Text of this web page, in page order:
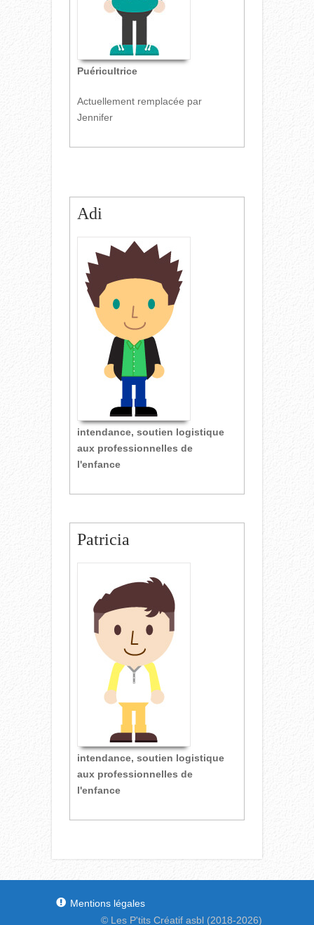
Puéricultrice
Actuellement remplacée par
Jennifer
Adi
intendance, soutien logistique
aux professionnelles de
l'enfance
Patricia
intendance, soutien logistique
aux professionnelles de
l'enfance
Mentions légales
© Les P'tits Créatif asbl (2018-2026)